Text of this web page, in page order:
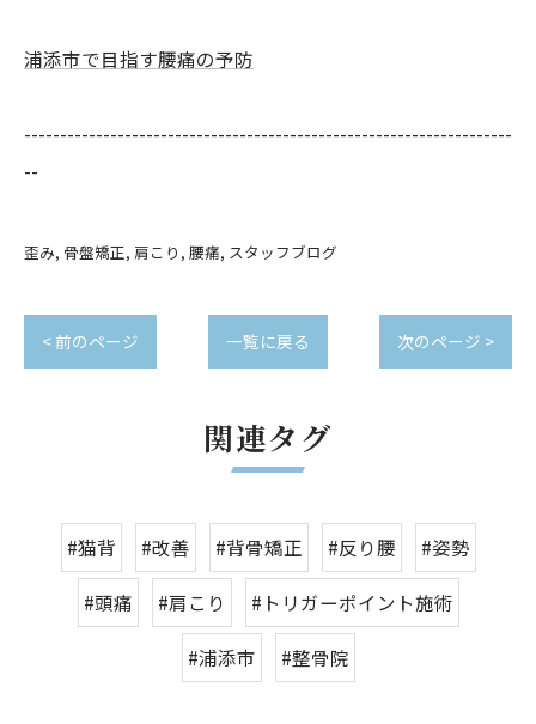
浦添市で目指す腰痛の予防
--------------------------------------------------------------------
--
歪み 骨盤矯正 肩こり 腰痛 スタッフブログ
< 前のページ 一覧に戻る 次のページ >
関連タグ
#猫背 #改善 #背骨矯正 #反り腰 #姿勢
#頭痛 #肩こり #トリガーポイント施術
#浦添市 #整骨院